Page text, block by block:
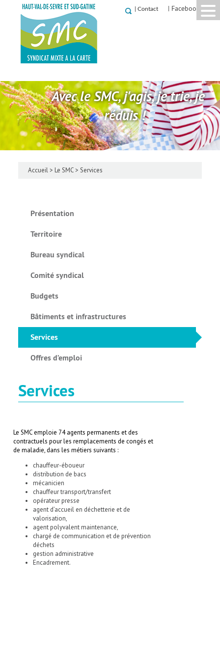
Contact | Facebook
Avec le SMC, j'agis, je trie, je
réduis !
Accueil> Le SMC> Services
Présentation
Territoire
Bureau syndical
Comité syndical
Budgets
Bâtiments et infrastructures
Services
Offres d’emploi
Services
Le SMC emploie 74 agents permanents et des
contractuels pour les remplacements de congés et
de maladie, dans les métiers suivants :
chauffeur-éboueur
distribution de bacs
mécanicien
chauffeur transport/transfert
opérateur presse
agent d’accueil en déchetterie et de
valorisation,
agent polyvalent maintenance,
chargé de communication et de prévention
déchets
gestion administrative
Encadrement.